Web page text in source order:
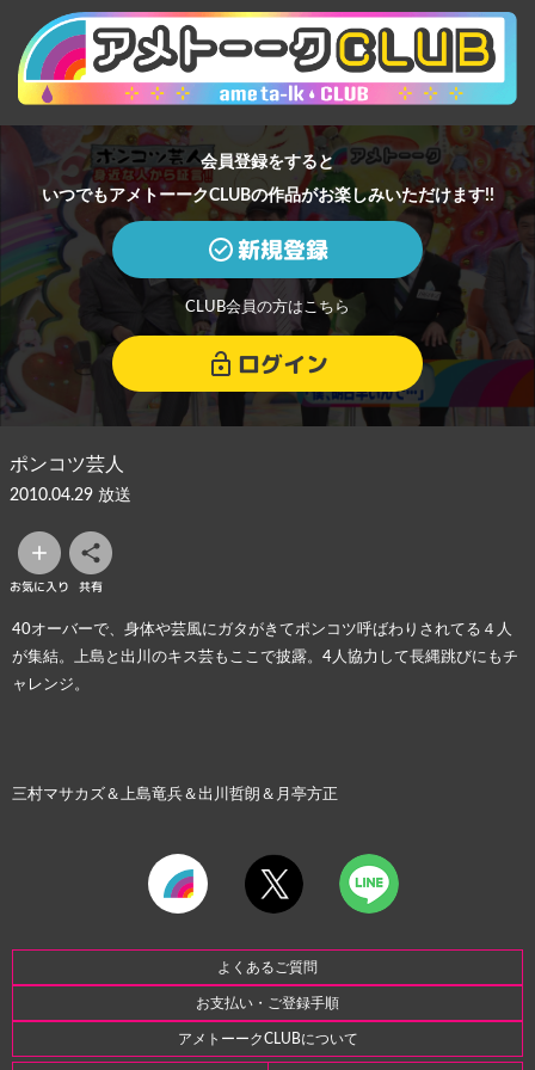
会員登録をすると
いつでもアメトーークCLUBの作品がお楽しみいただけます!!
新規登録
CLUB会員の方はこちら
ログイン
ポンコツ芸人
2010.04.29 放送
お気に入り 共有
40オーバーで、身体や芸風にガタがきてポンコツ呼ばわりされてる４人
が集結。上島と出川のキス芸もここで披露。4人協力して長縄跳びにもチ
ャレンジ。
三村マサカズ＆上島竜兵＆出川哲朗＆月亭方正
よくあるご質問
お支払い・ご登録手順
アメトーークCLUBについて